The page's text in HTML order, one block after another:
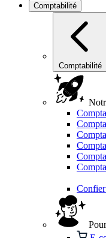
Comptabilité
Comptabilité